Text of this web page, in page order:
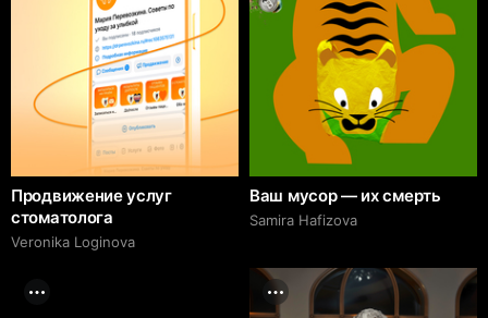
Продвижение услуг
стоматолога
Veronika Loginova
Ваш мусор — их смерть
Samira Hafizova